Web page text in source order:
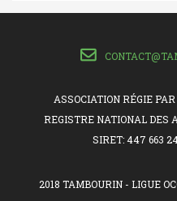
ASSOCIATION RÉGIE
REGISTRE NATIONAL DES
SIRET: 447 663
2018 TAMBOURIN - LIGUE